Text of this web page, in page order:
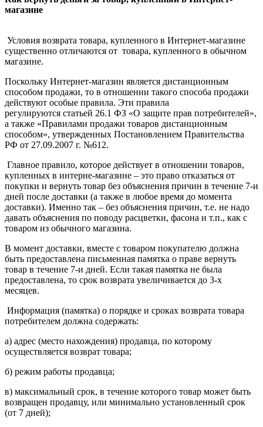
магазине
Условия возврата товара, купленного в Интернет-магазине
существенно отличаются от товара, купленного в обычном
магазине.
Поскольку Интернет-магазин является дистанционным
способом продажи, то в отношении такого способа продажи
действуют особые правила. Эти правила
регулируются статьей 26.1 ФЗ «О защите прав потребителей»,
а также «Правилами продажи товаров дистанционным
способом», утвержденных Постановлением Правительства
РФ от 27.09.2007 г. №612.
Главное правило, которое действует в отношении товаров,
купленных в интерне-магазине – это право отказаться от
покупки и вернуть товар без объяснения причин в течение 7-и
дней после доставки (а также в любое время до момента
доставки). Именно так – без объяснения причин, т.е. не надо
давать объяснения по поводу расцветки, фасона и т.п., как с
товаром из обычного магазина.
В момент доставки, вместе с товаром покупателю должна
быть предоставлена письменная памятка о праве вернуть
товар в течение 7-и дней. Если такая памятка не была
предоставлена, то срок возврата увеличивается до 3-х
месяцев.
Информация (памятка) о порядке и сроках возврата товара
потребителем должна содержать:
а) адрес (место нахождения) продавца, по которому
осуществляется возврат товара;
б) режим работы продавца;
в) максимальный срок, в течение которого товар может быть
возвращен продавцу, или минимально установленный срок
(от 7 дней);